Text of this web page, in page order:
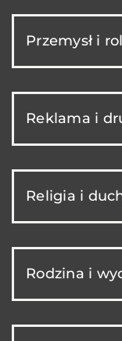
Przemysł i
Reklama i
Religia i
Rodzina i